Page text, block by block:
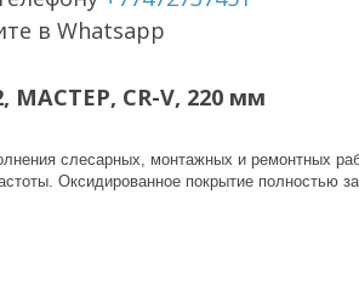
в Whatsapp
МАСТЕР, CR-V, 220 мм
слесарных, монтажных и ремонтных
Оксидированное покрытие полностью